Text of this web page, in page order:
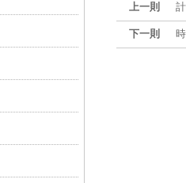
上一則
下一則